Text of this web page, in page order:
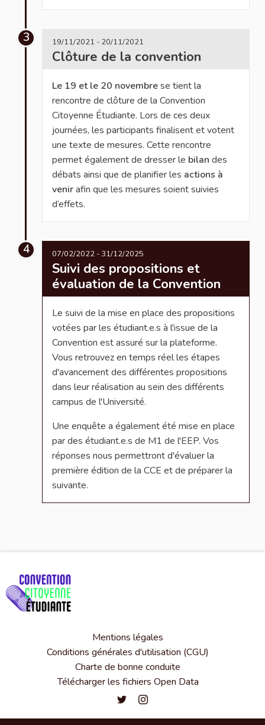
3 19/11/2021 - 20/11/2021
Clôture de la convention
Le 19 et le 20 novembrese tient la
rencontre de clôture de la Convention
Citoyenne Étudiante. Lors de ces deux
journées, les participants finalisent et votent
une texte de mesures. Cette rencontre
permet également de dresser le bilan des
débats ainsi que de planifier les actions à
venirafin que les mesures soient suivies
d’effets.
4 07/02/2022 - 31/12/2025
Suivi des propositions et
évaluation de la Convention
Le suivi de la mise en place des propositions
votées par les étudiant.e.s à l'issue de la
Convention est assuré sur la plateforme.
Vous retrouvez en temps réel les étapes
d'avancement des différentes propositions
dans leur réalisation au sein des différents
campus de l'Université.
Une enquête a également été mise en place
par des étudiant.e.s de M1 de l'EEP. Vos
réponses nous permettront d'évaluer la
première édition de la CCE et de préparer la
suivante.
Mentions légales
Conditions générales d'utilisation (CGU)
Charte de bonne conduite
Télécharger les fichiers Open Data
Convention citoyenne étudiante
Convention citoyenne